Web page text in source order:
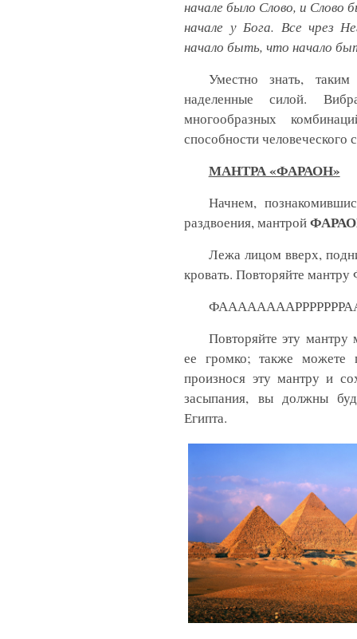
начале было Слово, и Слово
начале у Бога. Все чрез
начало быть, что начало
Уместно знать,
наделенные силой.
многообразных
способности человеческого
МАНТРА «ФАРАОН»
Начнем,
раздвоения, мантрой
Лежа лицом вверх,
кровать. Повторяйте
Повторяйте эту
ее громко; также можете
произнося эту мантру и
засыпания, вы должны
Египта.